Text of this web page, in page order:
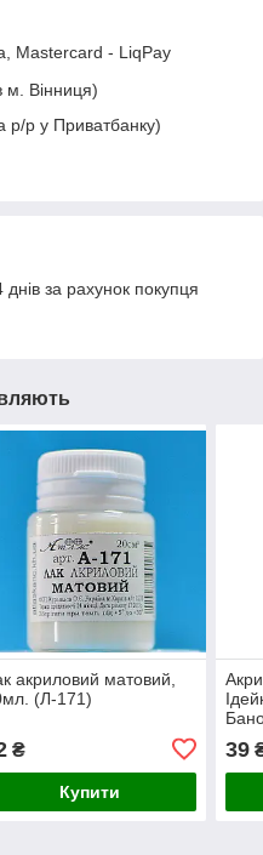
Mastercard - LiqPay
м. Вінниця)
р/р у Приватбанку)
за рахунок покупця
акриловий матовий,
(Л-171)
₴
Купити
39